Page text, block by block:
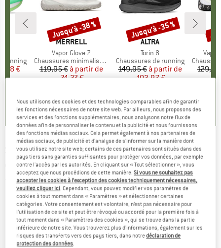
running
réduit
€
MARQUE
MERRELL
Article
Vapor Glove 7
Product group
Chaussures minimalistes
Prix
119,95 € Prix réduit
à partir de
74,37 €
4,5(2)
Remise
Jusqu'à -38 %
MARQUE
ALTRA
Article
Torin 8
Product group
Chaussures de running
Prix
149,95 € Prix réduit
à partir de
103,97 €
4,8(9)
Remise
Jusqu'à -35 %
Article
Product
SAUCONY - Women's Surge 3 - Chaussures
de running
(0)
Nous utilisons des cookies et des technologies comparables afin de garantir
les fonctions nécessaires de notre site web. Par ailleurs, nous proposons des
services et des fonctions supplémentaires, nous analysons notre flux de
données afin de personnaliser le contenu et la publicité et nous fournissons
des fonctions médias sociaux. Cela permet également à nos partenaires de
médias sociaux, de publicité et d'analyse de s'informer sur la manière dont
vous utilisez notre site web; certains de ces partenaires sont situés dans des
pays tiers sans garanties suffisantes pour protéger vos données, par exemple
contre l'accès par les autorités. En cliquant sur « Tout sélectionner », vous
acceptez que nous procédions de cette manière.Si vous ne souhaitez pas
accepter les cookies à l’exception des cookies techniquement nécessaires,
veuillez cliquer ici. Cependant, vous pouvez modifier vos paramètres de
cookies à tout moment dans « Paramètres » et sélectionner certaines
catégories. Votre consentement est volontaire, n’est pas nécessaire pour
l’utilisation de ce site et peut être révoqué ou accordé pour la première fois à
tout moment dans « Paramètres des cookies », qui se trouve dans la partie
inférieure de notre site. Vous trouverez plus d'informations, également sur les
risques des transferts vers des pays tiers, dans notredéclaration de
protection des données.